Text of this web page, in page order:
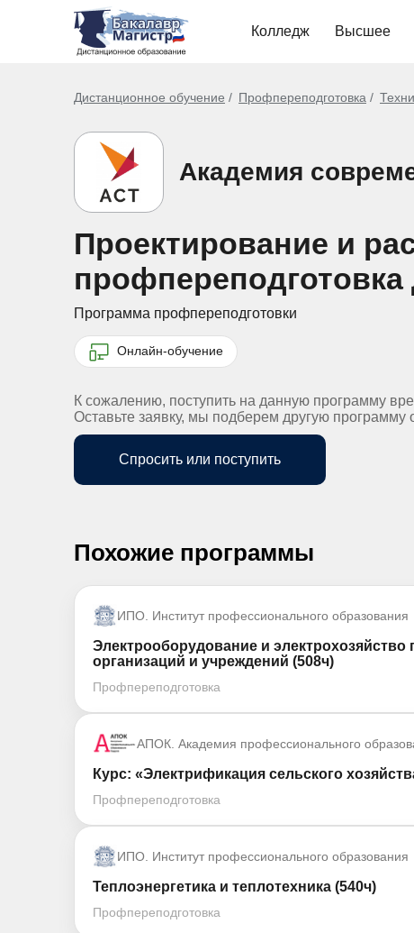
Колледж Высшее
Дистанционное обучение Профпереподготовка
Академия
Проектирование и
Программа профпереподготовки
Онлайн-обучение
К сожалению, поступить на данную программу
Оставьте заявку, мы подберем другую программу
Спросить или поступить
Похожие программы
ИПО. Институт профессионального образования
Электрооборудование и электрохозяйство
организаций и учреждений (508ч)
Профпереподготовка
АПОК. Академия профессионального
Курс: «Электрификация сельского
Профпереподготовка
ИПО. Институт профессионального образования
Теплоэнергетика и теплотехника (540ч)
Профпереподготовка